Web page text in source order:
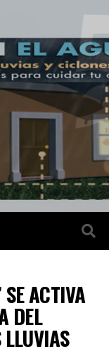
ACTIVA
DEL